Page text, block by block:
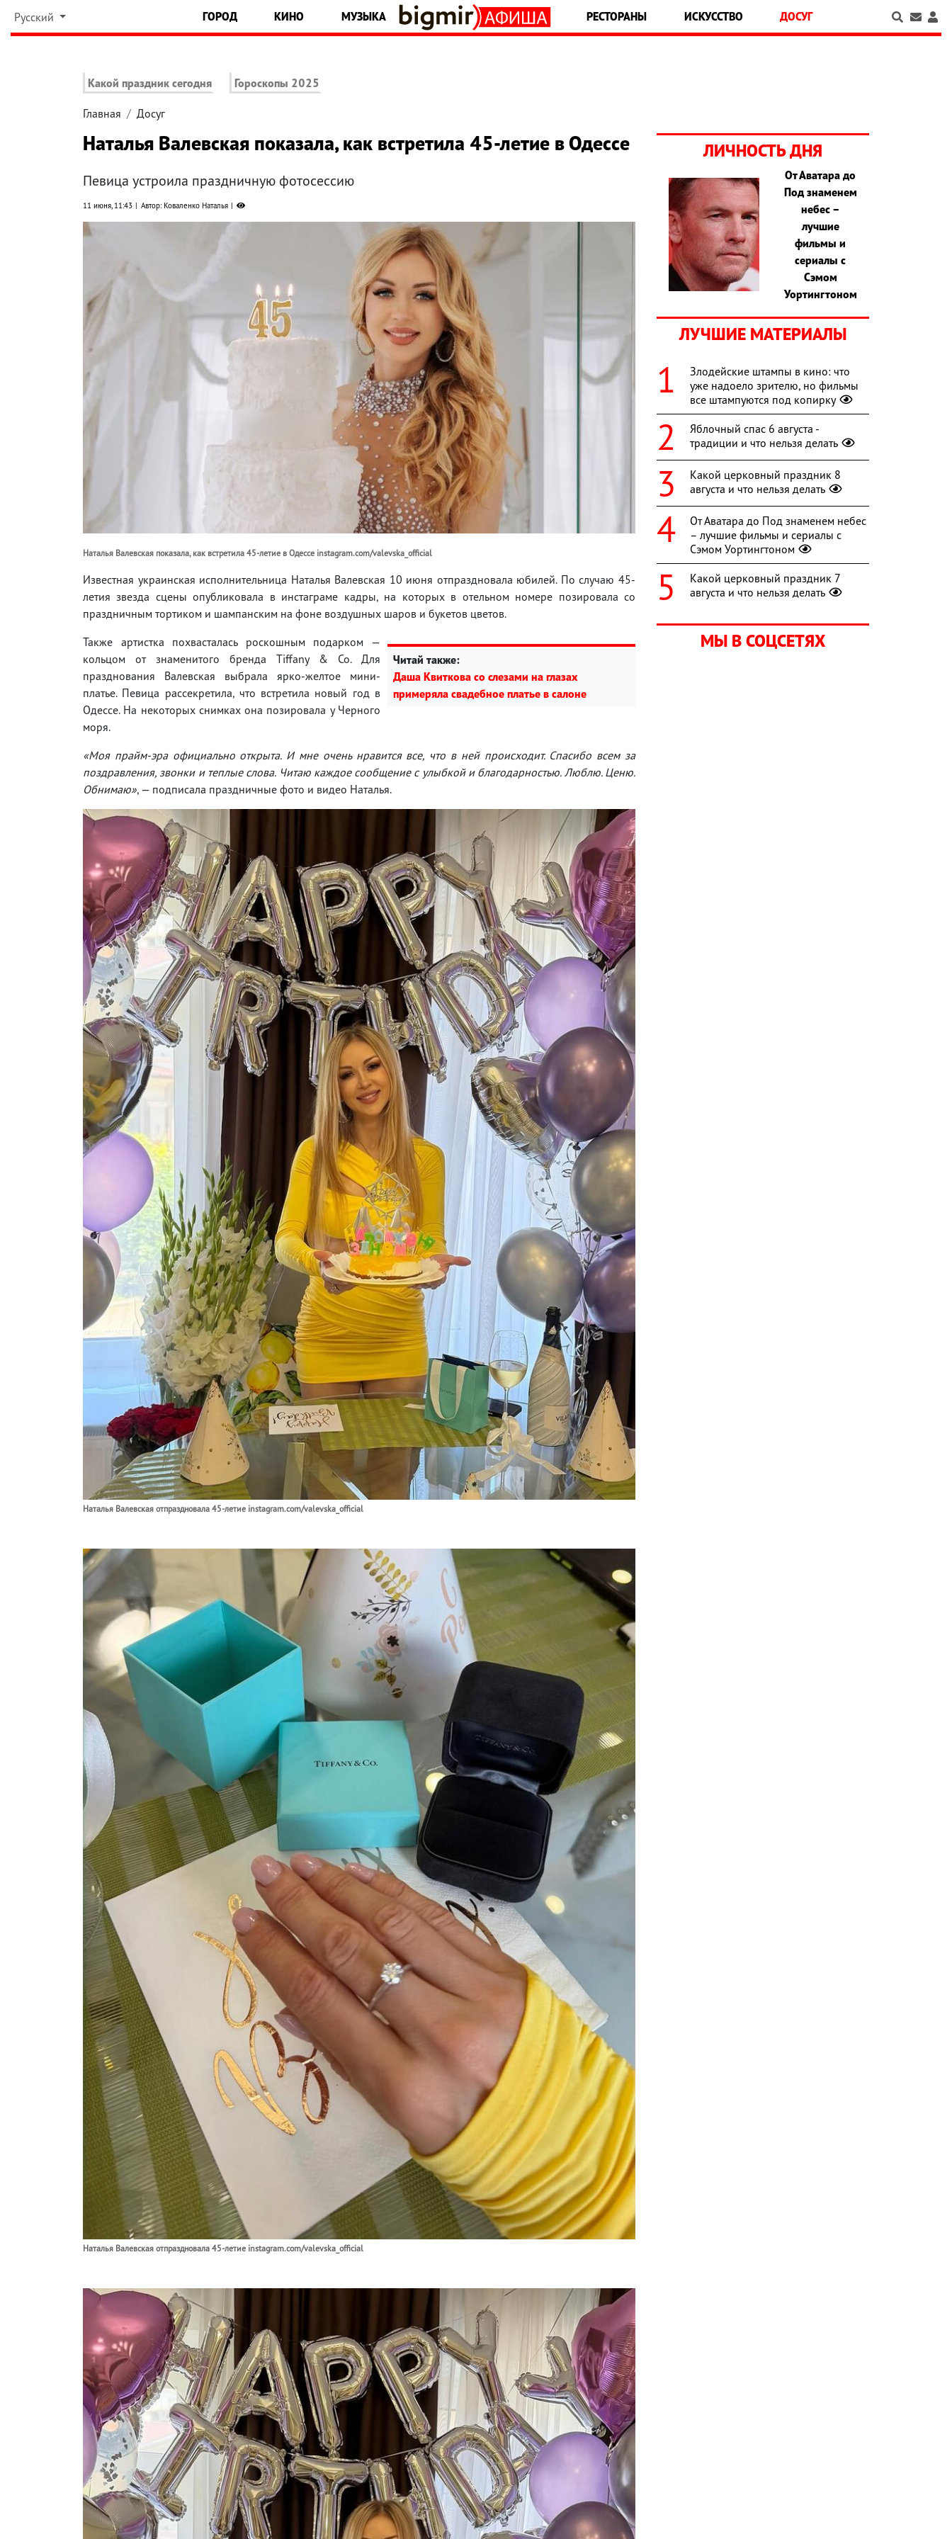
Русский ГОРОД КИНО МУЗЫКА РЕСТОРАНЫ ИСКУССТВО ДОСУГ
Какой праздник сегодня Гороскопы 2025
Главная Досуг
Наталья Валевская показала, как встретила 45-летие в Одессе
Певица устроила праздничную фотосессию
11 июня, 11:43 Автор: Коваленко Наталья
Наталья Валевская показала, как встретила 45-летие в Одессе instagram.com/valevska_official
Известная украинская исполнительница Наталья Валевская 10 июня отпраздновала юбилей. По случаю 45-
летия звезда сцены опубликовала в инстаграме кадры, на которых в отельном номере позировала со
праздничным тортиком и шампанским на фоне воздушных шаров и букетов цветов.
Читай также:
Даша Квиткова со слезами на глазах
примеряла свадебное платье в салоне
Также артистка похвасталась роскошным подарком —
кольцом от знаменитого бренда Tiffany & Co. Для
празднования Валевская выбрала ярко-желтое мини-
платье. Певица рассекретила, что встретила новый год в
Одессе. На некоторых снимках она позировала у Черного
моря.
«Моя прайм-эра официально открыта. И мне очень нравится все, что в ней происходит. Спасибо всем за
поздравления, звонки и теплые слова. Читаю каждое сообщение с улыбкой и благодарностью. Люблю. Ценю.
Обнимаю», — подписала праздничные фото и видео Наталья.
Наталья Валевская отпраздновала 45-летие instagram.com/valevska_official
Наталья Валевская отпраздновала 45-летие instagram.com/valevska_official
ЛИЧНОСТЬ ДНЯ
От Аватара до
Под знаменем
небес –
лучшие
фильмы и
сериалы с
Сэмом
Уортингтоном
ЛУЧШИЕ МАТЕРИАЛЫ
Злодейские штампы в кино: что
уже надоело зрителю, но фильмы
все штампуются под копирку
Яблочный спас 6 августа -
традиции и что нельзя делать
Какой церковный праздник 8
августа и что нельзя делать
От Аватара до Под знаменем небес
– лучшие фильмы и сериалы с
Сэмом Уортингтоном
Какой церковный праздник 7
августа и что нельзя делать
МЫ В СОЦСЕТЯХ